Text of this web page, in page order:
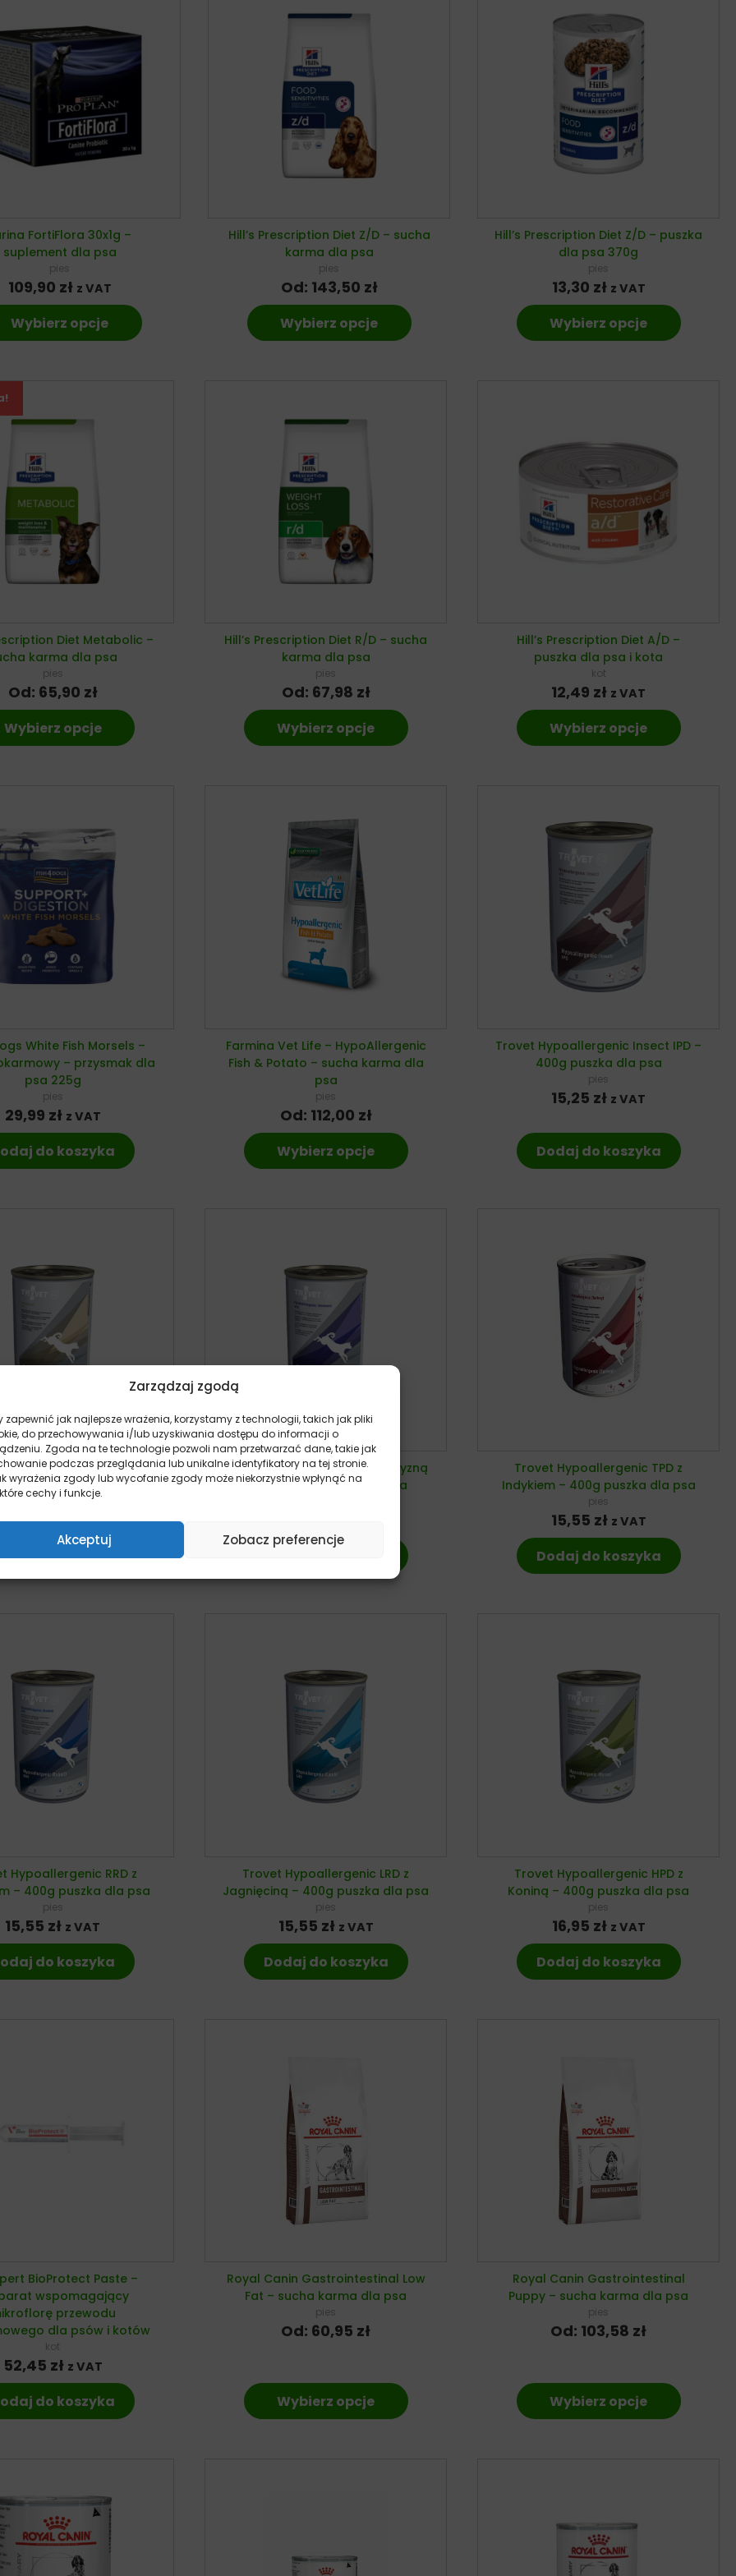
Zarządzaj zgodą
zapewnić jak najlepsze wrażenia, korzystamy z technologii, takich jak pliki
do przechowywania i/lub uzyskiwania dostępu do informacji o
Zgoda na te technologie pozwoli nam przetwarzać dane, takie jak
podczas przeglądania lub unikalne identyfikatory na tej stronie.
wyrażenia zgody lub wycofanie zgody może niekorzystnie wpłynąć na
cechy i funkcje.
Akceptuj Zobacz preferencje
FortiFlora 30x1g –
suplement dla psa
pies
109,90 zł z VAT
Wybierz opcje
Hill’s Prescription Diet Z/D – sucha
karma dla psa
pies
Od: 143,50 zł
Wybierz opcje
Hill’s Prescription Diet Z/D – puszka
dla psa 370g
pies
13,30 zł z VAT
Wybierz opcje
Diet Metabolic –
karma dla psa
pies
Od: 65,90 zł
Wybierz opcje
Hill’s Prescription Diet R/D – sucha
karma dla psa
pies
Od: 67,98 zł
Wybierz opcje
Hill’s Prescription Diet A/D –
puszka dla psa i kota
kot
12,49 zł z VAT
Wybierz opcje
White Fish Morsels –
– przysmak dla
psa 225g
pies
29,99 zł z VAT
do koszyka
Farmina Vet Life – HypoAllergenic
Fish & Potato – sucha karma dla
psa
pies
Od: 112,00 zł
Wybierz opcje
Trovet Hypoallergenic Insect IPD –
400g puszka dla psa
pies
15,25 zł z VAT
Dodaj do koszyka
Intestinal DPD – 400g
puszka dla psa
pies
15,55zł z VAT
do koszyka
Trovet Hypoallergenic z Dziczyzną
VPD – 400g puszka dla psa
Trovet Hypoallergenic TPD z
Indykiem – 400g puszka dla psa
pies
15,55 zł z VAT
Dodaj do koszyka
Hypoallergenic RRD z
– 400g puszka dla psa
pies
15,55 zł z VAT
do koszyka
Trovet Hypoallergenic LRD z
Jagnięciną – 400g puszka dla psa
pies
15,55 zł z VAT
Dodaj do koszyka
Trovet Hypoallergenic HPD z
Koniną – 400g puszka dla psa
pies
16,95 zł z VAT
Dodaj do koszyka
BioProtect Paste –
wspomagający
przewodu
dla psów i kotów
kot
52,45 zł z VAT
do koszyka
Royal Canin Gastrointestinal Low
Fat – sucha karma dla psa
pies
Od: 60,95 zł
Wybierz opcje
Royal Canin Gastrointestinal
Puppy – sucha karma dla psa
pies
Od: 103,58 zł
Wybierz opcje